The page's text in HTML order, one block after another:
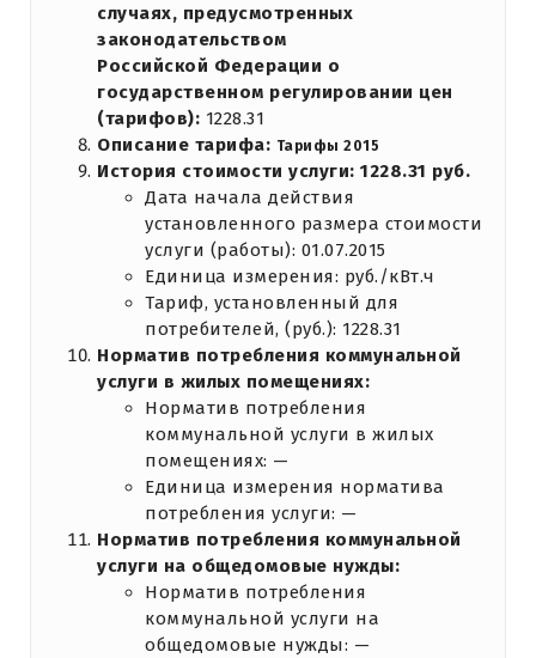
случаях, предусмотренных
законодательством
Российской Федерации о
государственном регулировании цен
(тарифов): 1228.31
Описание тарифа: Тарифы 2015
История стоимости услуги: 1228.31 руб.
Дата начала действия
установленного размера стоимости
услуги (работы): 01.07.2015
Единица измерения: руб./кВт.ч
Тариф, установленный для
потребителей, (руб.): 1228.31
Норматив потребления коммунальной
услуги в жилых помещениях:
Норматив потребления
коммунальной услуги в жилых
помещениях: —
Единица измерения норматива
потребления услуги: —
Норматив потребления коммунальной
услуги на общедомовые нужды:
Норматив потребления
коммунальной услуги на
общедомовые нужды: —